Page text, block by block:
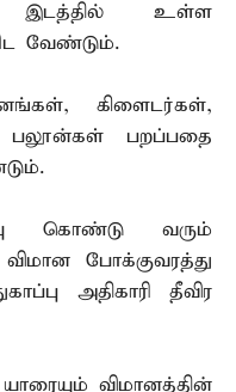
இடத்தில் உள்ள
வேண்டும்.
கிளைடர்கள்,
பலூன்கள் பறப்பதை
கொண்டு வரும்
போக்குவரத்து
அதிகாரி தீவிர
விமானத்தின்